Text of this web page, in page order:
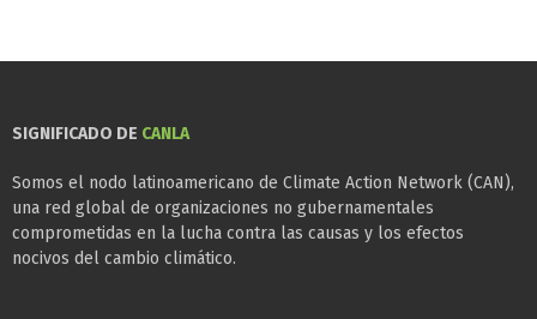
SIGNIFICADO DE CANLA
Somos el nodo latinoamericano de Climate Action Network (CAN),
una red global de organizaciones no gubernamentales
comprometidas en la lucha contra las causas y los efectos
nocivos del cambio climático.